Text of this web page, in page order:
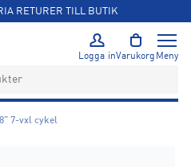
RETURER TILL BUTIK
Logga inVarukorg Meny
7-vxl cykel